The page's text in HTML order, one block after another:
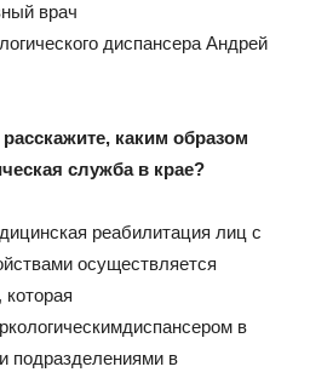
врач
диспансера Андрей
расскажите, каким образом
служба в крае?
реабилитация лиц с
осуществляется
которая
в
подразделениями в